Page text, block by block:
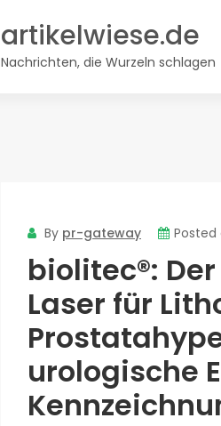
artikelwiese.de
Nachrichten, die Wurzeln schlagen
By pr-gateway Posted
biolitec®: Der
Laser für
urologische